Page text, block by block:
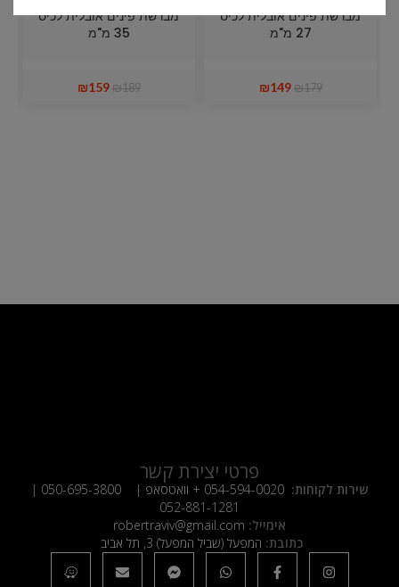
מברשת פינים אובלית לכיס
27 מ"מ
₪179
₪149
מברשת פינים אובלית לכיס
35 מ"מ
₪189
₪159
פרטי יצירת קשר
שירות לקוחות: 054-594-0020 + וואטסאפ | 050-695-3800
|
052-881-1281
אימייל: robertraviv@gmail.com
כתובת: המפעל (שביל המפעל) 3, תל אביב